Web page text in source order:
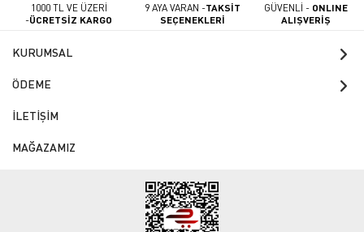
1000 TL VE ÜZERİ
-ÜCRETSİZ KARGO
9 AYA VARAN -TAKSİT
SEÇENEKLERİ
GÜVENLİ - ONLINE
ALIŞVERİŞ
KURUMSAL
ÖDEME
İLETİŞİM
MAĞAZAMIZ